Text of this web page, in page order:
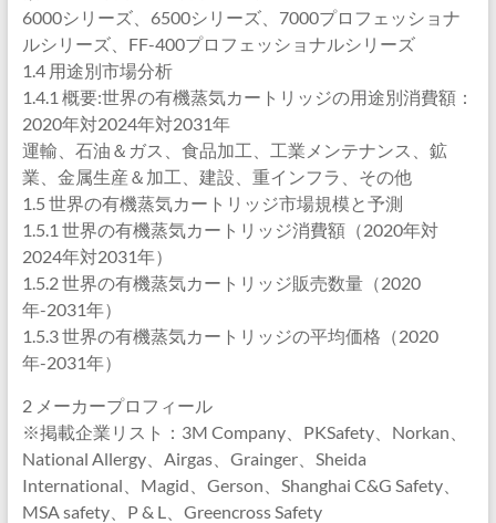
6000シリーズ、6500シリーズ、7000プロフェッショナ
ルシリーズ、FF-400プロフェッショナルシリーズ
1.4 用途別市場分析
1.4.1 概要:世界の有機蒸気カートリッジの用途別消費額：
2020年対2024年対2031年
運輸、石油＆ガス、食品加工、工業メンテナンス、鉱
業、金属生産＆加工、建設、重インフラ、その他
1.5 世界の有機蒸気カートリッジ市場規模と予測
1.5.1 世界の有機蒸気カートリッジ消費額（2020年対
2024年対2031年）
1.5.2 世界の有機蒸気カートリッジ販売数量（2020
年-2031年）
1.5.3 世界の有機蒸気カートリッジの平均価格（2020
年-2031年）
2 メーカープロフィール
※掲載企業リスト：3M Company、PKSafety、Norkan、
National Allergy、Airgas、Grainger、Sheida
International、Magid、Gerson、Shanghai C&G Safety、
MSA safety、P & L、Greencross Safety